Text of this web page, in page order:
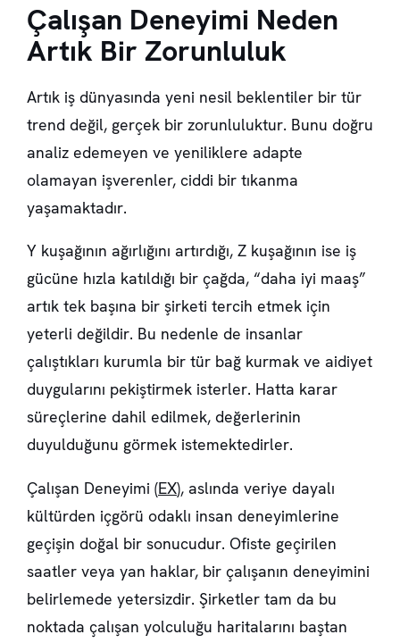
Çalışan Deneyimi Neden
Artık Bir Zorunluluk
Artık iş dünyasında yeni nesil beklentiler bir tür
trend değil, gerçek bir zorunluluktur. Bunu doğru
analiz edemeyen ve yeniliklere adapte
olamayan işverenler, ciddi bir tıkanma
yaşamaktadır.
Y kuşağının ağırlığını artırdığı, Z kuşağının ise iş
gücüne hızla katıldığı bir çağda, “daha iyi maaş”
artık tek başına bir şirketi tercih etmek için
yeterli değildir. Bu nedenle de insanlar
çalıştıkları kurumla bir tür bağ kurmak ve aidiyet
duygularını pekiştirmek isterler. Hatta karar
süreçlerine dahil edilmek, değerlerinin
duyulduğunu görmek istemektedirler.
Çalışan Deneyimi (EX), aslında veriye dayalı
kültürden içgörü odaklı insan deneyimlerine
geçişin doğal bir sonucudur. Ofiste geçirilen
saatler veya yan haklar, bir çalışanın deneyimini
belirlemede yetersizdir. Şirketler tam da bu
noktada çalışan yolculuğu haritalarını baştan